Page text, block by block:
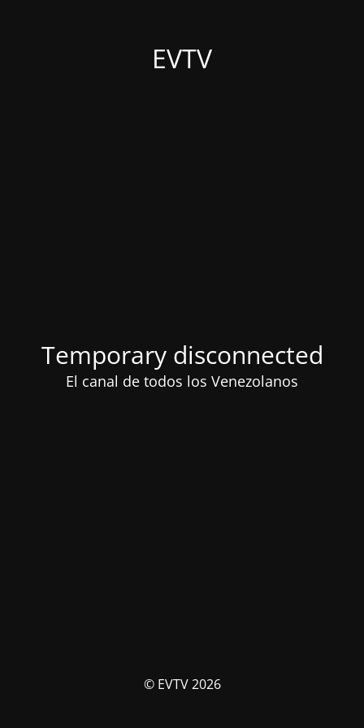
EVTV
Temporary disconnected
El canal de todos los Venezolanos
© EVTV 2026